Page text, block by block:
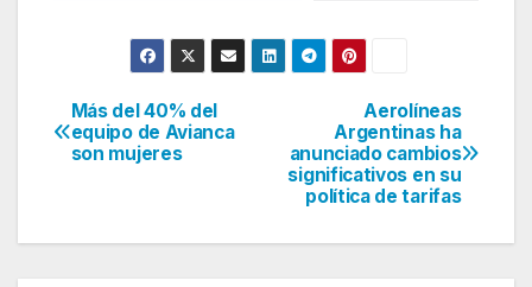
Navegación
de
Aerolíneas
Argentinas ha
anunciado cambios
significativos en su
política de tarifas
Más del 40% del
equipo de Avianca
son mujeres